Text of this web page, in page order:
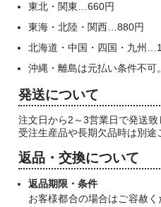
東北・関東…660円
東海・北陸・関西…880円
北海道・中国・四国・九州
沖縄・離島は元払い条件不可
発送について
注文日から2～3営業日で発送致
受注生産品や長期欠品時は別途
返品・交換について
返品期限・条件
お客様都合の場合はご容赦く